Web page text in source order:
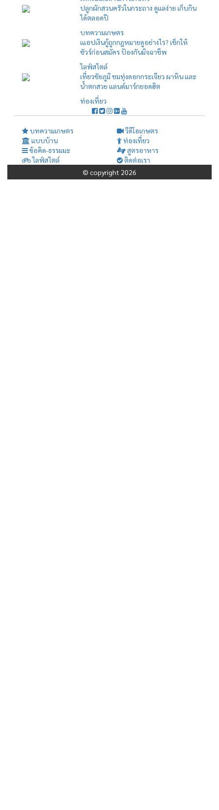
ปลูกผักสวนครัวในกระถาง ดูแลง่าย เก็บกิน
ได้ตลอดปี
บทความเกษตร
เแอปเงินกู้ถูกกฎหมายดูอย่างไร? เช็กให้
ชัวร์ก่อนสมัคร ป้องกันมิจฉาชีพ
ไลฟ์สไตล์
เที่ยวชัยภูมิ ชมทุ่งดอกกระเจียว ผาหิน และ
น้ำตกสวย แลนด์มาร์กยอดฮิต
ท่องเที่ยว
บทความเกษตร
วีดีโอเกษตร
แบบบ้าน
ท่องเที่ยว
ข้อคิด-ธรรมมะ
สูตรอาหาร
ไลฟ์สไตล์
ติดต่อเรา
© copyright 2026